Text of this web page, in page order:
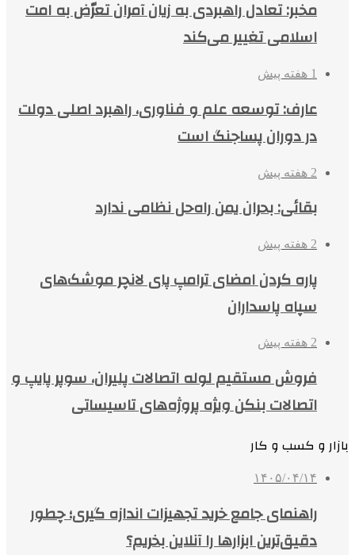
مخبر: تعادل راهبردی به زیان آمران تعرّض به امت
اسلامی تغییر می‌کند
1 هفته پیش
عارف: توسعه علم و فناوری، راهبرد اصلی دولت
در دوران پساجنگ است
2 هفته پیش
بقائی: بحران یمن راه‌حل نظامی ندارد
2 هفته پیش
پاره کردن امضای ترامپ پای لانچر موشک‌های
سپاه پاسداران
2 هفته پیش
فروش مستقیم لوله اتصالات پلیران، سوپر پایپ و
اتصالات بنکن ویژه پروژه‌های تاسیساتی
بازار و کسب و کار
۱۴۰۵/۰۴/۱۴
راهنمای جامع خرید تجهیزات اندازه گیری؛ چطور
دقیق‌ترین ابزارها را آنلاین بخریم؟